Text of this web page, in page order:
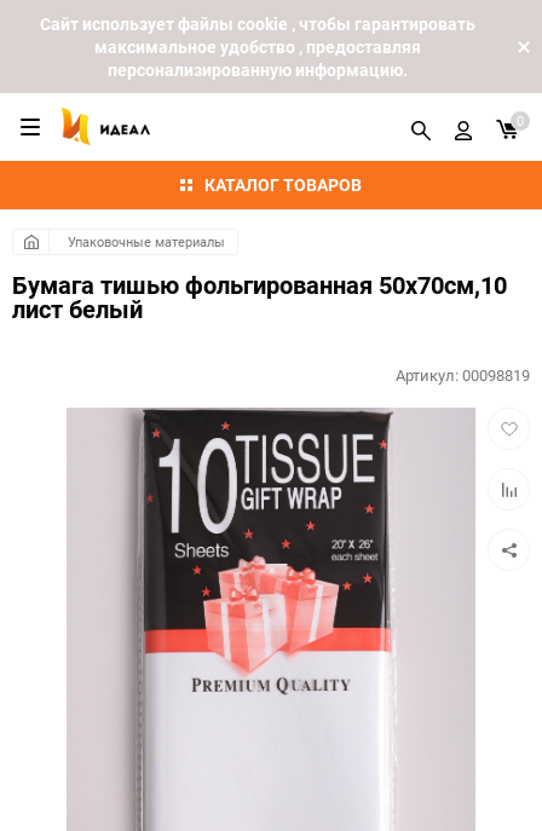
Cайт использует файлы cookie , чтобы гарантировать
максимальное удобство , предоставляя
персонализированную информацию.
КАТАЛОГ ТОВАРОВ
0
Упаковочные материалы
Бумага тишью фольгированная 50х70см,10
лист белый
Артикул:00098819